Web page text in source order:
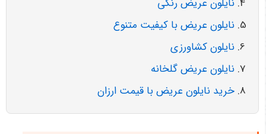
نایلون عریض رنگی
نایلون عریض با کیفیت متنوع
نایلون کشاورزی
نایلون عریض گلخانه
خرید نایلون عریض با قیمت ارزان